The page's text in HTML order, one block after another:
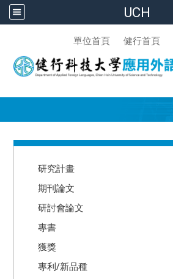
UCH
單位首頁 健行首頁
研究計畫
期刊論文
研討會論文
專書
獲獎
專利/新品種